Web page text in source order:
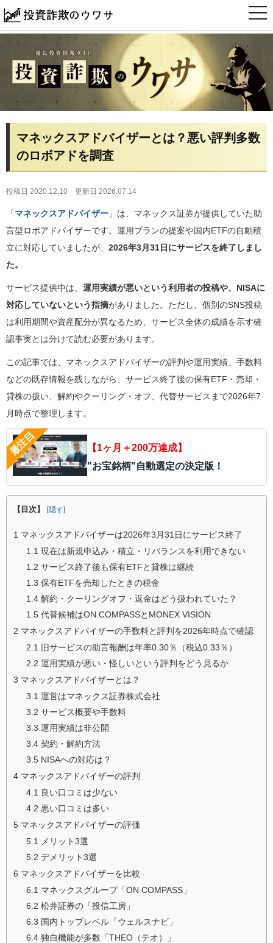
t
o
g
a
i
a
o
マネックスアドバイザーとは？悪い評判多数
のロボアドを調査
投稿日 2020.12.10 更新日 2026.07.14
「マネックスアドバイザー 」は、マネックス証券が提供していた助
言型ロボアドバイザーです。運用プランの提案や国内ETFの自動積
立に対応していましたが、 2026年3月31日にサービスを終了しまし
た。
サービス提供中は、 運用実績が悪いという利用者の投稿や、NISAに
対応していないという指摘がありました。ただし、個別のSNS投稿
は利用期間や資産配分が異なるため、サービス全体の成績を示す確
認事実とは分けて読む必要があります。
この記事では、マネックスアドバイザーの評判や運用実績、手数料
などの既存情報を残しながら、サービス終了後の保有ETF・売却・
貸株の扱い、解約やクーリング・オフ、代替サービスまで2026年7
月時点で整理します。
【1ヶ月＋200万達成】
"お宝銘柄"自動選定の決定版！
【目次】 [隠す]
1 マネックスアドバイザーは2026年3月31日にサービス終了
1.1 現在は新規申込み・積立・リバランスを利用できない
1.2 サービス終了後も保有ETFと貸株は継続
1.3 保有ETFを売却したときの税金
1.4解約・クーリングオフ・返金はどう扱われていた？
1.5代替候補はON COMPASSとMONEX VISION
2 マネックスアドバイザーの手数料と評判を2026年時点で確認
2.1 旧サービスの助言報酬は年率0.30％（税込0.33％）
2.2 運用実績が悪い・怪しいという評判をどう見るか
3 マネックスアドバイザーとは？
3.1 運営はマネックス証券株式会社
3.2 サービス概要や手数料
3.3 運用実績は非公開
3.4契約・解約方法
3.5NISAへの対応は？
4 マネックスアドバイザーの評判
4.1 良い口コミは少ない
4.2 悪い口コミは多い
5 マネックスアドバイザーの評価
5.1
メリット3選
5.2 デメリット3選
6 マネックスアドバイザーを比較
6.1 マネックスグループ「ON COMPASS」
6.2 松井証券の「投信工房」
6.3 国内トップレベル「ウェルスナビ」
6.4独自機能が多数「THEO（テオ）」